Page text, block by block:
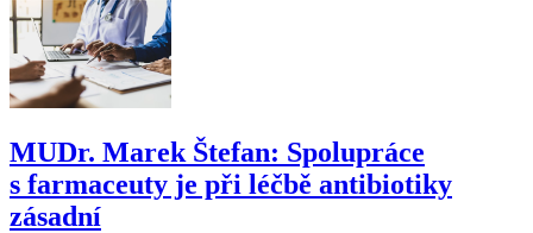
MUDr. Marek Štefan: Spolupráce
s farmaceuty je při léčbě antibiotiky
zásadní